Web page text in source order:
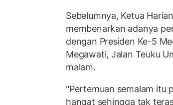
Sebelumnya, Ketua
membenarkan adanya
dengan Presiden Ke-5
Megawati, Jalan Teuku
malam.
"Pertemuan semalam itu
hangat sehingga tak